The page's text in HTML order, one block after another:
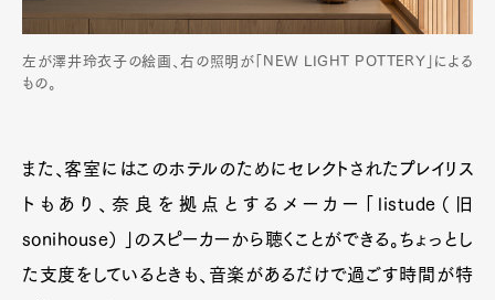
左が澤井玲衣子の絵画、右の照明が「NEW LIGHT POTTERY」による
もの。
また、客室にはこのホテルのためにセレクトされたプレイリス
トもあり、奈良を拠点とするメーカー「listude（旧
sonihouse） 」のスピーカーから聴くことができる。ちょっとし
た支度をしているときも、音楽があるだけで過ごす時間が特